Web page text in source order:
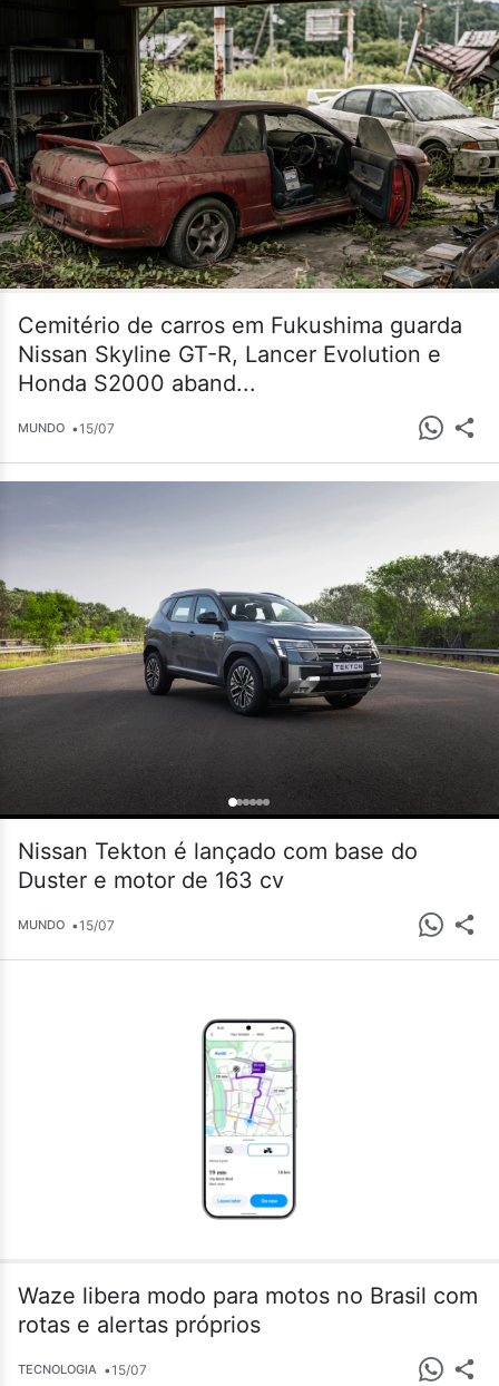
Cemitério de carros em Fukushima guarda
Nissan Skyline GT-R, Lancer Evolution e
Honda S2000 aband...
MUNDO •15/07
Nissan Tekton é lançado com base do
Duster e motor de 163 cv
MUNDO •15/07
Waze libera modo para motos no Brasil com
rotas e alertas próprios
TECNOLOGIA •15/07